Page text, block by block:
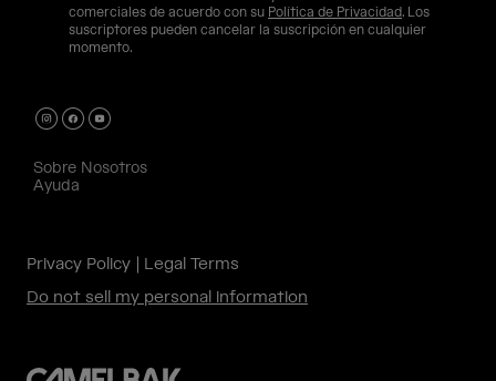
comerciales de acuerdo con su Política de Privacidad. Los
suscriptores pueden cancelar la suscripción en cualquier
momento.
Sobre Nosotros
Ayuda
Privacy Policy
Legal Terms
Do not sell my personal information